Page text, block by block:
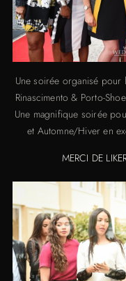
Une soirée organisé pour
Rinascimento & Porto-
Une magnifique soirée
et Automne/Hiver en
MERCI DE